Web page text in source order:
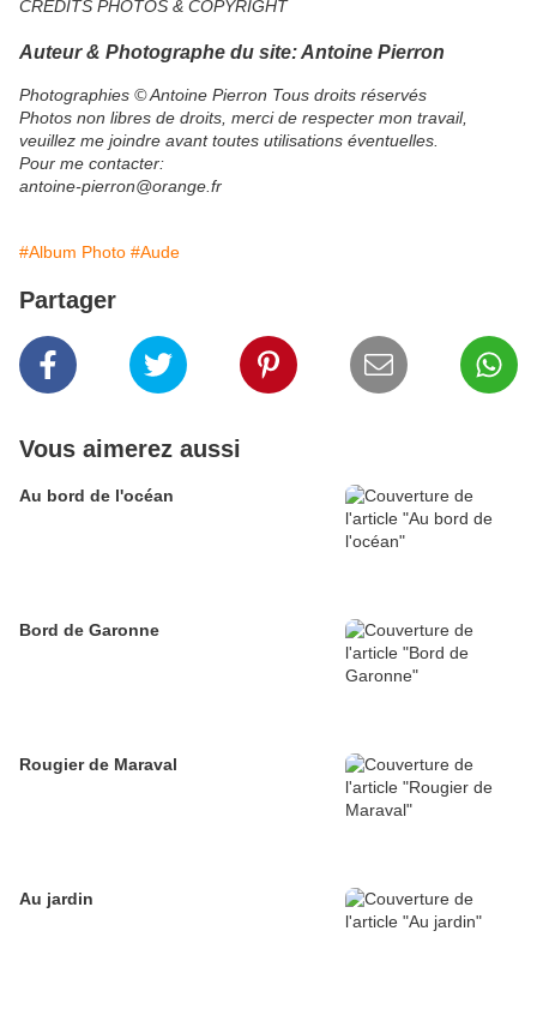
CRÉDITS PHOTOS & COPYRIGHT
Auteur & Photographe du site: Antoine Pierron
Photographies © Antoine Pierron Tous droits réservés
Photos non libres de droits, merci de respecter mon travail,
veuillez me joindre avant toutes utilisations éventuelles.​
Pour me contacter:
antoine-pierron@orange.fr
#Album Photo #Aude
Partager
Vous aimerez aussi
Au bord de l'océan
Bord de Garonne
Rougier de Maraval
Au jardin